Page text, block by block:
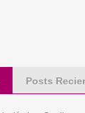
Posts